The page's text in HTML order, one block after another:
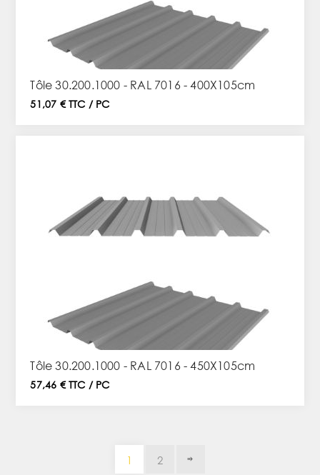
Tôle 30.200.1000 - RAL 7016 - 400X105cm
51,07 € TTC / PC
Tôle 30.200.1000 - RAL 7016 - 450X105cm
57,46 € TTC / PC
1 2